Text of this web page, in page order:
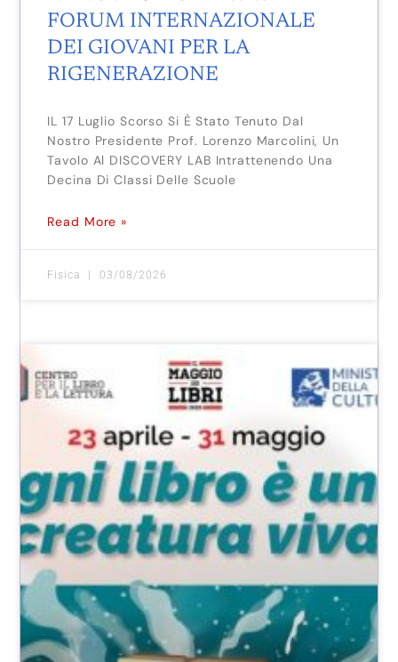
FORUM INTERNAZIONALE
DEI GIOVANI PER LA
RIGENERAZIONE
IL 17 Luglio Scorso Si È Stato Tenuto Dal
Nostro Presidente Prof. Lorenzo Marcolini, Un
Tavolo Al DISCOVERY LAB Intrattenendo Una
Decina Di Classi Delle Scuole
Read More »
Fisica 03/08/2026